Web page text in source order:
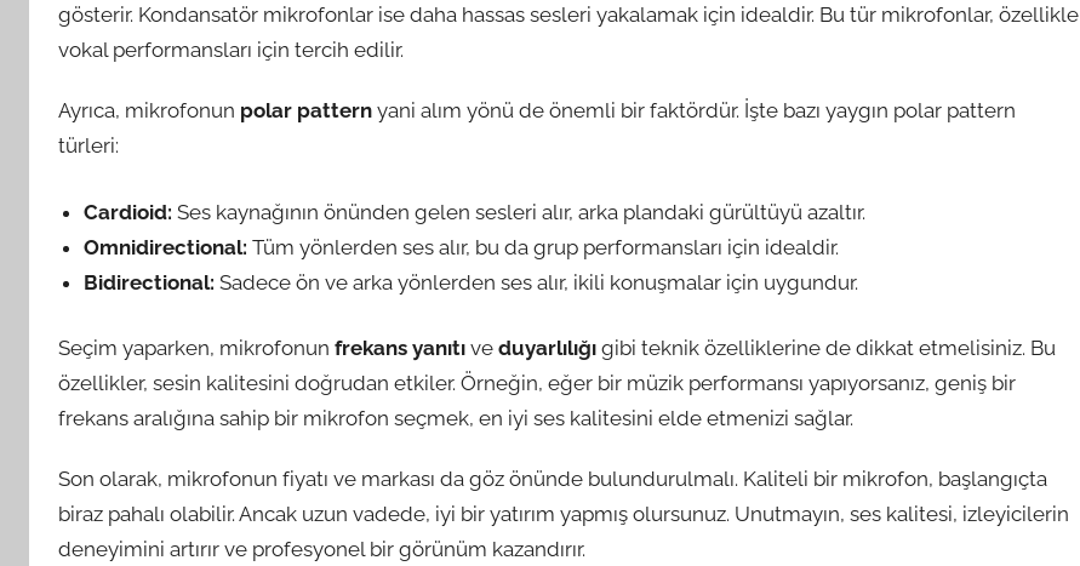
gösterir. Kondansatör mikrofonlar ise daha hassas sesleri yakalamak için idealdir. Bu tür mikrofonlar, özellikle
vokal performansları için tercih edilir.
Ayrıca, mikrofonun polar pattern yani alım yönü de önemli bir faktördür. İşte bazı yaygın polar pattern
türleri:
Cardioid: Ses kaynağının önünden gelen sesleri alır, arka plandaki gürültüyü azaltır.
Omnidirectional: Tüm yönlerden ses alır, bu da grup performansları için idealdir.
Bidirectional: Sadece ön ve arka yönlerden ses alır, ikili konuşmalar için uygundur.
Seçim yaparken, mikrofonun frekans yanıtı ve duyarlılığı gibi teknik özelliklerine de dikkat etmelisiniz. Bu
özellikler, sesin kalitesini doğrudan etkiler. Örneğin, eğer bir müzik performansı yapıyorsanız, geniş bir
frekans aralığına sahip bir mikrofon seçmek, en iyi ses kalitesini elde etmenizi sağlar.
Son olarak, mikrofonun fiyatı ve markası da göz önünde bulundurulmalı. Kaliteli bir mikrofon, başlangıçta
biraz pahalı olabilir. Ancak uzun vadede, iyi bir yatırım yapmış olursunuz. Unutmayın, ses kalitesi, izleyicilerin
deneyimini artırır ve profesyonel bir görünüm kazandırır.